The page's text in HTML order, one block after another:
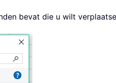
bevat die u wilt